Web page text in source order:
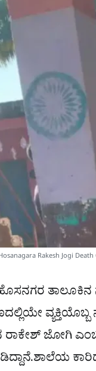
Rakesh Jogi Death
ವ್ಯಕ್ತಿಯೊಬ್ಬ
ಜೋಗಿ